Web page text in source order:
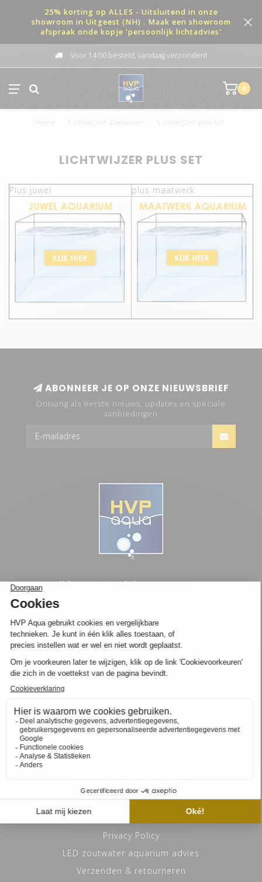
25% korting op ALLES - Uitsluitend in onze
showroom in Uitgeest (NH) . Maak een showroom
afspraak onde kopje 'persoonlijk lichtadvies'
Voor 14:00 besteld, vandaag verzonden!
0
Home Lichtwijzer Zoetwater Lichtwijzer plus set
LICHTWIJZER PLUS SET
Plus juwel plus maatwerk
ABONNEER JE OP ONZE NIEUWSBRIEF
Ontvang als eerste nieuws, updates en speciale
aanbiedingen
Bereikbaar op werkdagen tussen 9:00 -
Oosterwerf 4
1911 JB (geen bezoek adres)
Uitgeest, Nederland KvK: 77731735
info@hvpaqua.nl
Links
Algemene voorwaarden
Privacy Policy
LED zoutwater aquarium advies
Verzenden & retourneren